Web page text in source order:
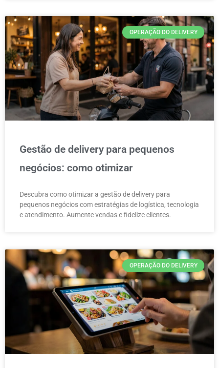
OPERAÇÃO DO DELIVERY
Gestão de delivery para pequenos
negócios: como otimizar
Descubra como otimizar a gestão de delivery para
pequenos negócios com estratégias de logística, tecnologia
e atendimento. Aumente vendas e fidelize clientes.
OPERAÇÃO DO DELIVERY